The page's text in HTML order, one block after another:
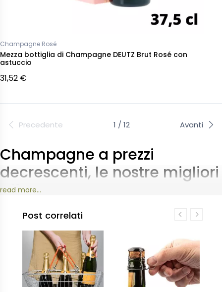
Champagne a prezzi
decrescenti, le nostre migliori
offerte.
Scopri la nostra selezione di Champagne a prezzi
di Champagne.
read more...
Champagne Rosé
Mezza bottiglia di Champagne DEUTZ Brut Rosé con
astuccio
31,52 €
Precedente 1 / 12 Avanti
Post correlati